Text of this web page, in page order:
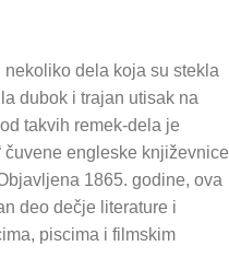
dela koja su stekla
dubok i trajan utisak na
takvih remek-dela je
čuvene engleske književnice
1865. godine, ova
deo dečje literature i
piscima i filmskim